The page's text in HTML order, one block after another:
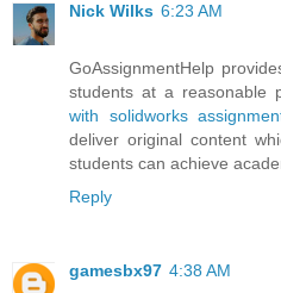
Nick Wilks 6:23 AM
GoAssignmentHelp
students at a reasonable
with solidworks
deliver original content
students can achieve
Reply
gamesbx97 4:38 AM